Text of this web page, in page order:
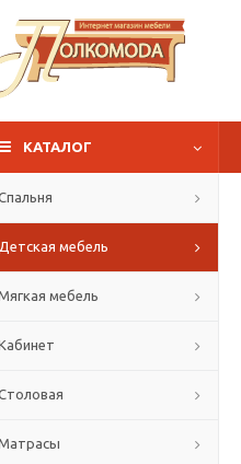
КАТАЛОГ
Детская мебель
мебель